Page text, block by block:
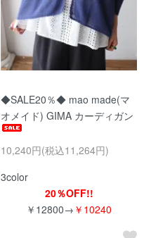
◆SALE20％◆ mao made(マ
オメイド) GIMA カーディガン
10,240円(税込11,264円)
3color
20％OFF!!
￥12800→ ￥10240